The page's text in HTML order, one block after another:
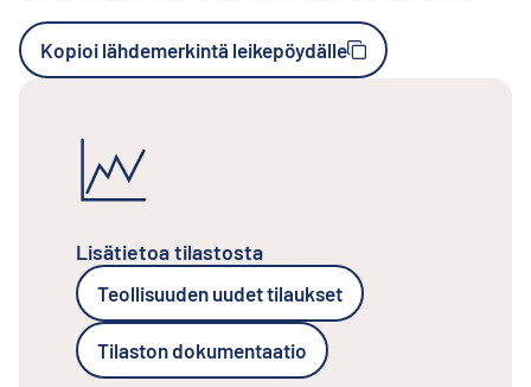
Kopioi lähdemerkintä leikepöydälle
Lisätietoa tilastosta
Teollisuuden uudet tilaukset
Tilaston dokumentaatio